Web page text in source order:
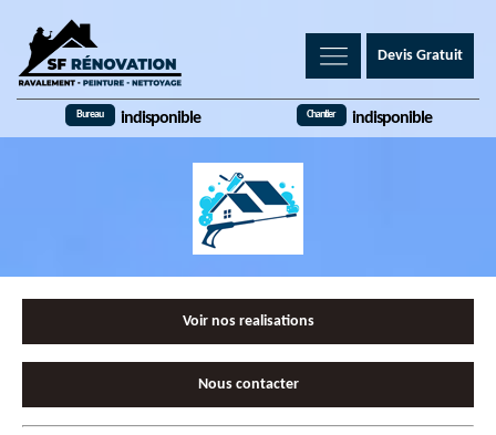
Devis Gratuit
Bureau indisponible Chantier indisponible
Voir nos realisations
Nous contacter